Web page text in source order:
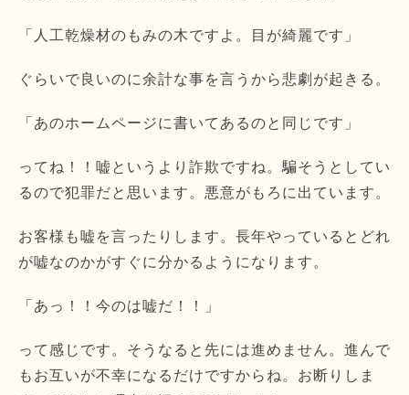
「人工乾燥材のもみの木ですよ。目が綺麗です」
ぐらいで良いのに余計な事を言うから悲劇が起きる。
「あのホームページに書いてあるのと同じです」
ってね！！嘘というより詐欺ですね。騙そうとしてい
るので犯罪だと思います。悪意がもろに出ています。
お客様も嘘を言ったりします。長年やっているとどれ
が嘘なのかがすぐに分かるようになります。
「あっ！！今のは嘘だ！！」
って感じです。そうなると先には進めません。進んで
もお互いが不幸になるだけですからね。お断りしま